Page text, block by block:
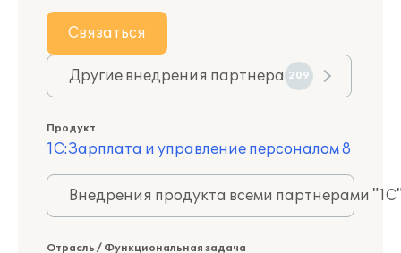
Связаться
Другие внедрения партнера 209
Продукт
1С:Зарплата и управление персоналом 8
Внедрения продукта всеми партнерами
Отрасль / Функциональная задача